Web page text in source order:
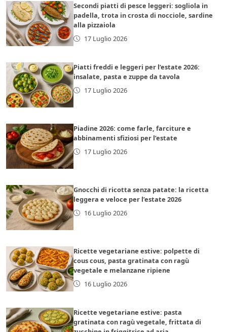
Secondi piatti di pesce leggeri: sogliola in
padella, trota in crosta di nocciole, sardine
alla pizzaiola
17 Luglio 2026
Piatti freddi e leggeri per l’estate 2026:
insalate, pasta e zuppe da tavola
17 Luglio 2026
Piadine 2026: come farle, farciture e
abbinamenti sfiziosi per l’estate
17 Luglio 2026
Gnocchi di ricotta senza patate: la ricetta
leggera e veloce per l’estate 2026
16 Luglio 2026
Ricette vegetariane estive: polpette di
cous cous, pasta gratinata con ragù
vegetale e melanzane ripiene
16 Luglio 2026
Ricette vegetariane estive: pasta
gratinata con ragù vegetale, frittata di